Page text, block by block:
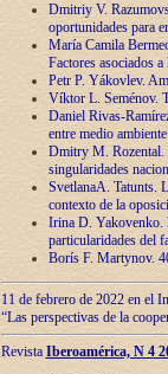
Dmitriy V.
oportunidades para
María Camila
Factores asociados
Petr P. Yákovlev.
Víktor L. Seménov.
Daniel Rivas-
entre medio
Dmitry M. Rozental.
singularidades
SvetlanaA. Tatunts.
contexto de la
Irina D. Yakovenko.
particularidades del
Borís F. Martynov.
11 de febrero de 2022 en el
“Las perspectivas de la
Revista Iberoamérica, N 4